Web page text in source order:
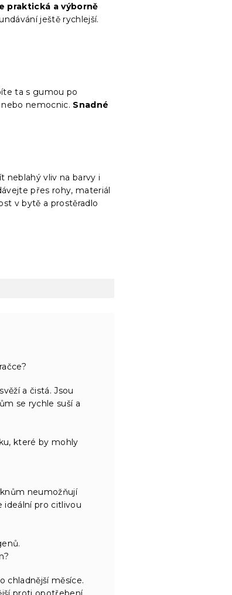
praktická a výborně
ještě rychlejší.
ta s gumou po
nemocnic. Snadné
neblahý vliv na barvy i
přes rohy, materiál
v bytě a prostěradlo
a čistá. Jsou
se rychle suší a
které by mohly
neumožňují
ideální pro citlivou
chladnější měsíce.